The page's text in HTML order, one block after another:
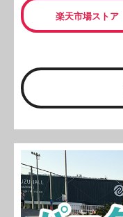
楽天市場ストア